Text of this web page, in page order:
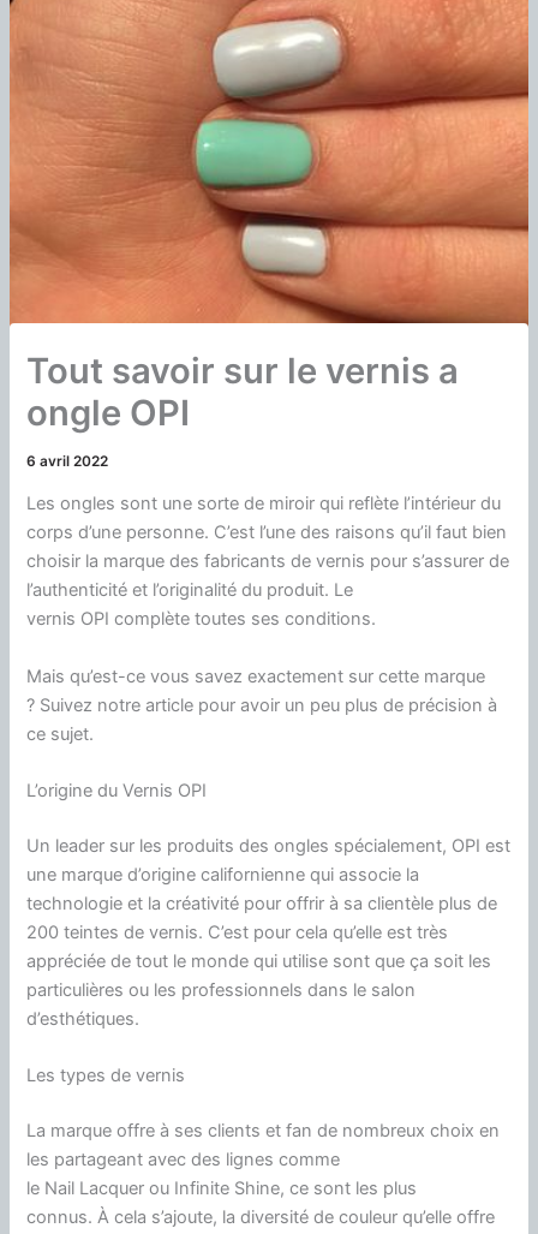
Tout savoir sur le vernis a
ongle OPI
6 avril 2022
Les ongles sont une sorte de miroir qui reflète l’intérieur du
corps d’une personne. C’est l’une des raisons qu’il faut bien
choisir la marque des fabricants de vernis pour s’assurer de
l’authenticité et l’originalité du produit. Le
vernis OPI complète toutes ses conditions.
Mais qu’est-ce vous savez exactement sur cette marque
? Suivez notre article pour avoir un peu plus de précision à
ce sujet.
L’origine du Vernis OPI
Un leader sur les produits des ongles spécialement, OPI est
une marque d’origine californienne qui associe la
technologie et la créativité pour offrir à sa clientèle plus de
200 teintes de vernis. C’est pour cela qu’elle est très
appréciée de tout le monde qui utilise sont que ça soit les
particulières ou les professionnels dans le salon
d’esthétiques.
Les types de vernis
La marque offre à ses clients et fan de nombreux choix en
les partageant avec des lignes comme
le Nail Lacquer ou Infinite Shine, ce sont les plus
connus. À cela s’ajoute, la diversité de couleur qu’elle offre